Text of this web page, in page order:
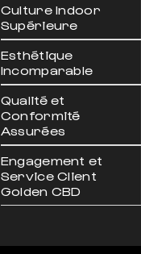
Culture Indoor
Supérieure
Esthétique
Incomparable
Qualité et
Conformité
Assurées
Engagement et
Service Client
Golden CBD